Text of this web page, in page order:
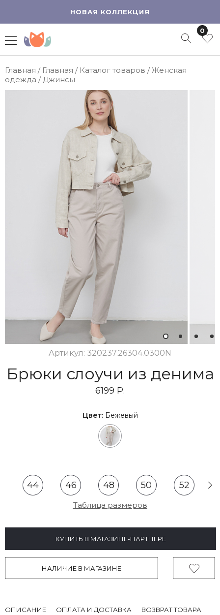
НОВАЯ КОЛЛЕКЦИЯ
0
Главная / Главная / Каталог товаров /Женская
одежда / Джинсы
1
Артикул: 320237.26304.0300N
Брюки слоучи из денима
6199 Р.
Цвет:Бежевый
44 46 48 50 52
Таблица размеров
КУПИТЬ В МАГАЗИНЕ-ПАРТНЕРЕ
НАЛИЧИЕ В МАГАЗИНЕ
ОПИСАНИЕ ОПЛАТА И ДОСТАВКА ВОЗВРАТ ТОВАРА